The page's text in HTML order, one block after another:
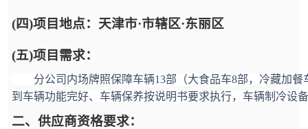
(四)项目地点：天津市·市辖区·东丽区
(五)项目需求：
分公司内场牌照保障车辆13部（大食品车8部，冷藏加餐
到 车辆功能完好、车辆保养按说明书要求执行，车辆制冷设
二、供应商资格要求：